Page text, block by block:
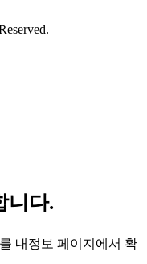
니다.
내정보 페이지에서 확